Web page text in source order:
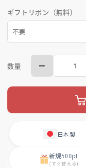
ギフトリボン（無料）
数量
日本製
新規500pt
(すぐ使える)